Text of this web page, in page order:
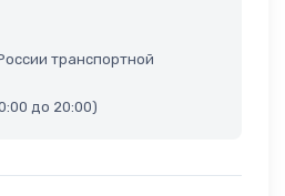
транспортной
до 20:00)